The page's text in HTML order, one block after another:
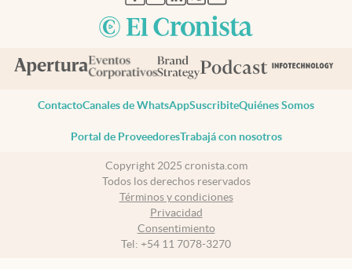
ContactoCanales de WhatsAppSuscribiteQuiénes Somos
Portal de ProveedoresTrabajá con nosotros
Copyright 2025 cronista.com
Todos los derechos reservados
Términos y condiciones
Privacidad
Consentimiento
Tel: +54 11 7078-3270